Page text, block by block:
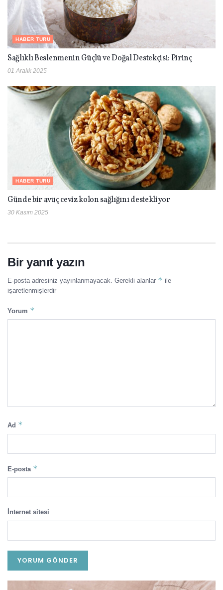
HABER TURU
Sağlıklı Beslenmenin Güçlü ve Doğal Destekçisi: Pirinç
01 Aralık 2025
HABER TURU
Günde bir avuç ceviz kolon sağlığını destekliyor
30 Kasım 2025
Bir yanıt yazın
E-posta adresiniz yayınlanmayacak. Gerekli alanlar * ile
işaretlenmişlerdir
Yorum *
Ad *
E-posta *
İnternet sitesi